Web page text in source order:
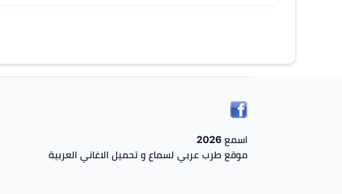
اسمع 2026
موقع طرب عربي لسماع و تحميل الاغاني العربية